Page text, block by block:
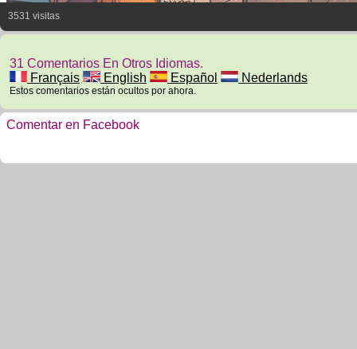
3531 visitas
31 Comentarios En Otros Idiomas.
Français
English Español Nederlands
Estos comentarios están ocultos por ahora.
Comentar en Facebook